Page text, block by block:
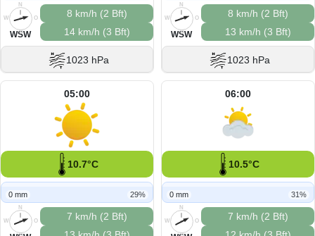
N
O
S
W
WSW
8 km/h (2 Bft)
14 km/h (3 Bft)
1023 hPa
N
O
S
W
WSW
8 km/h (2 Bft)
13 km/h (3 Bft)
1023 hPa
05:00
10.7°C
0 mm 29%
N
O
S
W
7 km/h (2 Bft)
06:00
10.5°C
0 mm 31%
N
O
S
W
7 km/h (2 Bft)